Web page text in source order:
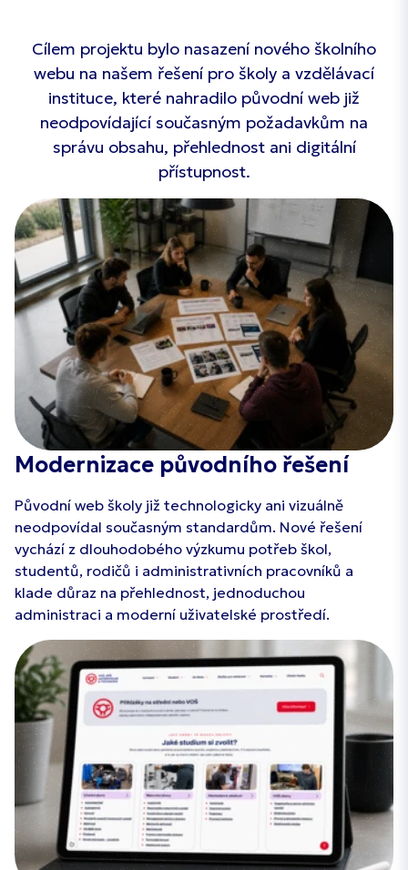
Cílem projektu bylo nasazení nového školního
webu na našem řešení pro školy a vzdělávací
instituce, které nahradilo původní web již
neodpovídající současným požadavkům na
správu obsahu, přehlednost ani digitální
přístupnost.
Modernizace původního řešení
Původní web školy již technologicky ani vizuálně
neodpovídal současným standardům. Nové řešení
vychází z dlouhodobého výzkumu potřeb škol,
studentů, rodičů i administrativních pracovníků a
klade důraz na přehlednost, jednoduchou
administraci a moderní uživatelské prostředí.